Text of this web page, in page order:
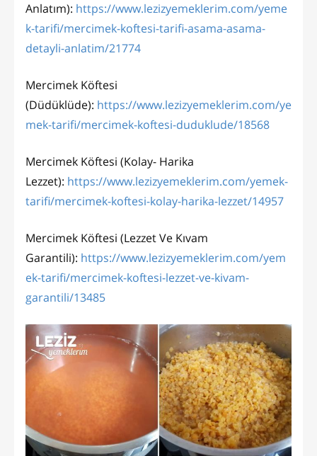
Anlatım): https://www.lezizyemeklerim.com/yeme
k-tarifi/mercimek-koftesi-tarifi-asama-asama-
detayli-anlatim/21774
Mercimek Köftesi
(Düdüklüde): https://www.lezizyemeklerim.com/ye
mek-tarifi/mercimek-koftesi-duduklude/18568
Mercimek Köftesi (Kolay- Harika
Lezzet): https://www.lezizyemeklerim.com/yemek-
tarifi/mercimek-koftesi-kolay-harika-lezzet/14957
Mercimek Köftesi (Lezzet Ve Kıvam
Garantili): https://www.lezizyemeklerim.com/yem
ek-tarifi/mercimek-koftesi-lezzet-ve-kivam-
garantili/13485